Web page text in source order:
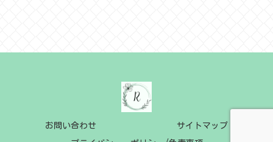
お問い合わせ サイトマップ